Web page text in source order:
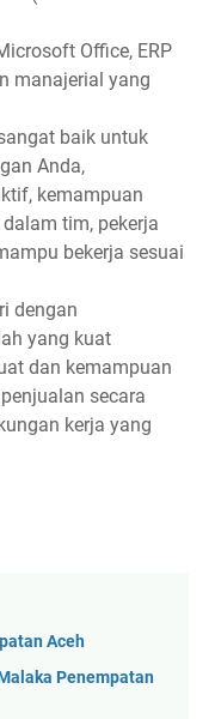
Office, ERP
manajerial yang
baik untuk
Anda,
kemampuan
tim, pekerja
bekerja sesuai
dengan
yang kuat
dan kemampuan
secara
kerja yang
Aceh
Penempatan